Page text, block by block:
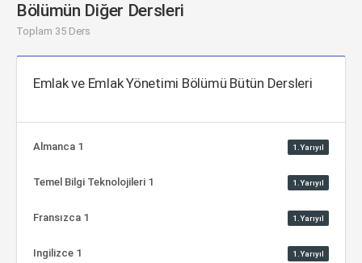
Bölümün Diğer Dersleri
Toplam 35 Ders
Emlak ve Emlak Yönetimi Bölümü Bütün Dersleri
Almanca 1 1.Yarıyıl
Temel Bilgi Teknolojileri 1 1.Yarıyıl
Fransızca 1 1.Yarıyıl
Ingilizce 1 1.Yarıyıl